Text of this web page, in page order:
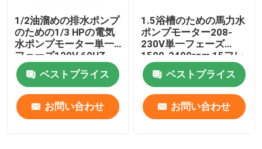
1/2油溜めの排水ポンプ
のための1/3 HPの電気
水ポンプモーター単一
フェーズ120V 60HZ
ベストプライス
お問い合わせ
1.5浴槽のための馬力水
ポンプモーター208-
230V単一フェーズ
1500-3400rpm 15フレ
ーム
ベストプライス
お問い合わせ